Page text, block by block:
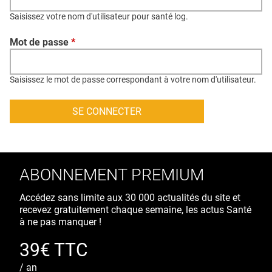
CONTACT
CRÉDITS
Saisissez votre nom d'utilisateur pour santé log.
Mot de passe *
Saisissez le mot de passe correspondant à votre nom d'utilisateur.
ABONNEMENT PREMIUM
Accédez sans limite aux 30 000 actualités du site et
recevez gratuitement chaque semaine, les actus Santé
à ne pas manquer !
39€ TTC
/ an